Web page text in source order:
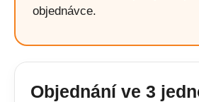
objednávce.
Objednání ve 3